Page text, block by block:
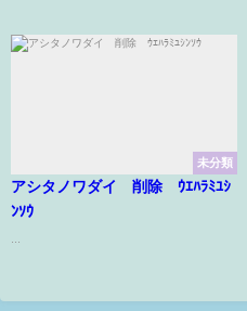
未分類
アシタノワダイ 削除 ｳｴﾊﾗﾐﾕｼ
ﾝｿｳ